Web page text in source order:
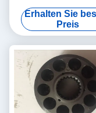
Fahrmotor des
- Kolben 2300
Erhalten Sie
Preis